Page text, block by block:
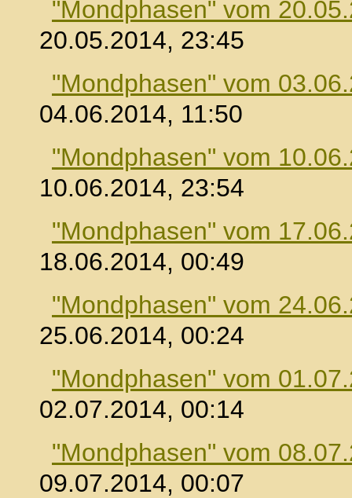
"Mondphasen" vom
20.05.2014, 23:45
"Mondphasen" vom
04.06.2014, 11:50
"Mondphasen" vom
10.06.2014, 23:54
"Mondphasen" vom
18.06.2014, 00:49
"Mondphasen" vom
25.06.2014, 00:24
"Mondphasen" vom
02.07.2014, 00:14
"Mondphasen" vom
09.07.2014, 00:07